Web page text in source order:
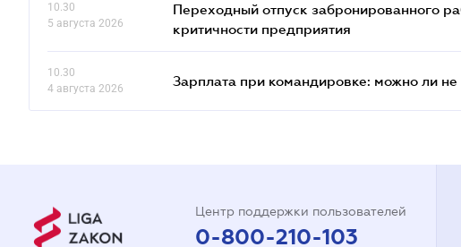
10.30
5 августа 2026
Переходный отпуск забронированного
критичности предприятия
10.30
4 августа 2026
Зарплата при командировке: можно ли не
Центр поддержки пользователей
0-800-210-103